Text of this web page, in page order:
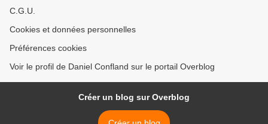
C.G.U.
Cookies et données personnelles
Préférences cookies
Voir le profil de Daniel Confland sur le portail Overblog
Créer un blog sur Overblog